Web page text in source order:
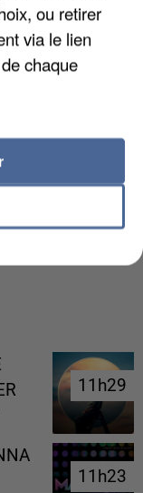
DÉROBÉES À
11h29
11h29
11h23
11h23
ou retirer
via le lien
chaque